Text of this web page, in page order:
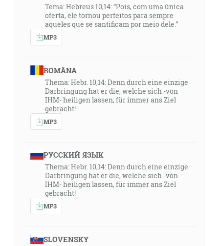
Tema: Hebreus 10,14: “Pois, com uma única
oferta, ele tornou perfeitos para sempre
aqueles que se santificam por meio dele.”
MP3
ROMÂNA
Thema: Hebr. 10,14: Denn durch eine einzige
Darbringung hat er die, welche sich -von
IHM- heiligen lassen, für immer ans Ziel
gebracht!
MP3
РУССКИЙ ЯЗЫК
Thema: Hebr. 10,14: Denn durch eine einzige
Darbringung hat er die, welche sich -von
IHM- heiligen lassen, für immer ans Ziel
gebracht!
MP3
SLOVENSKY